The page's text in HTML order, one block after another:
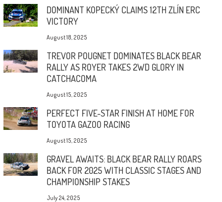
DOMINANT KOPECKÝ CLAIMS 12TH ZLÍN ERC
VICTORY
August 18, 2025
TREVOR POUGNET DOMINATES BLACK BEAR
RALLY AS ROYER TAKES 2WD GLORY IN
CATCHACOMA
August 15, 2025
PERFECT FIVE-STAR FINISH AT HOME FOR
TOYOTA GAZOO RACING
August 15, 2025
GRAVEL AWAITS: BLACK BEAR RALLY ROARS
BACK FOR 2025 WITH CLASSIC STAGES AND
CHAMPIONSHIP STAKES
July 24, 2025